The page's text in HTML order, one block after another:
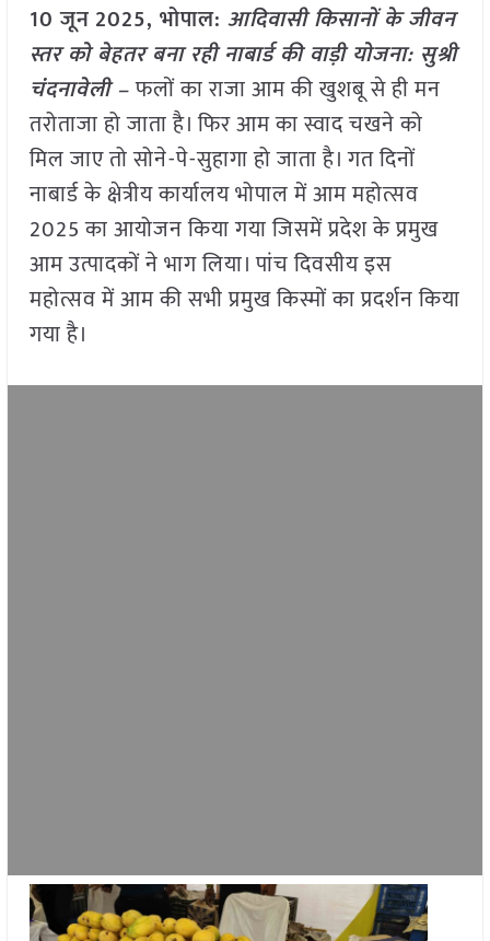
10 जून 2025, भोपाल: आदिवासी किसानों के जीवन
स्तर को बेहतर बना रही नाबार्ड की वाड़ी योजना: सुश्री
चंंदनावेली –फलों का राजा आम की खुशबू से ही मन
तरोताजा हो जाता है। फिर आम का स्वाद चखने को
मिल जाए तो सोने-पे-सुहागा हो जाता है। गत दिनों
नाबार्ड के क्षेत्रीय कार्यालय भोपाल में आम महोत्सव
2025 का आयोजन किया गया जिसमें प्रदेश के प्रमुख
आम उत्पादकों ने भाग लिया। पांच दिवसीय इस
महोत्सव में आम की सभी प्रमुख किस्मों का प्रदर्शन किया
गया है।